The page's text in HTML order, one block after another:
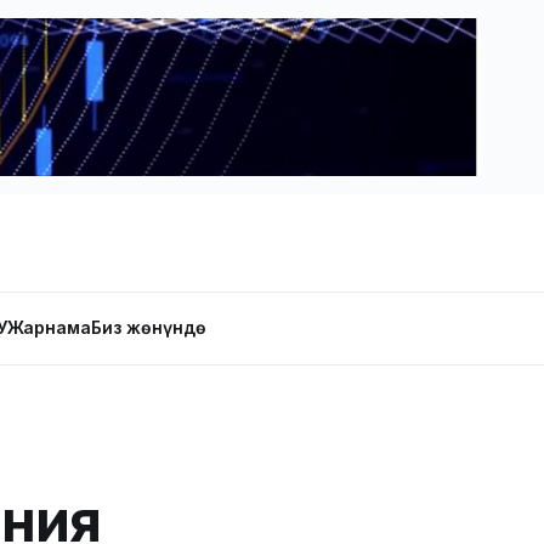
ЖарнамаБиз жөнүндө